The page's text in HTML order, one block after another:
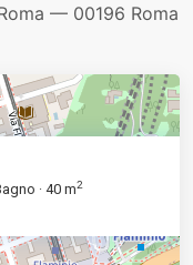
— 00196 Roma
· 40 m2